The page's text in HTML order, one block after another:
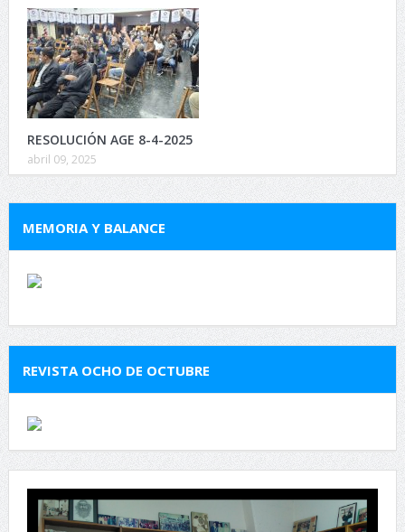
RESOLUCIÓN AGE 8-4-2025
abril 09, 2025
MEMORIA Y BALANCE
REVISTA OCHO DE OCTUBRE